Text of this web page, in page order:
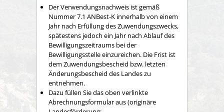
Der Verwendungsnachweis ist gemäß
Nummer 7.1 ANBest-K innerhalb von einem
Jahr nach Erfüllung des Zuwendungszwecks,
spätestens jedoch ein Jahr nach Ablauf des
Bewilligungszeitraums bei der
Bewilligungsstelle einzureichen. Die Frist ist
dem Zuwendungsbescheid bzw. letzten
Änderungsbescheid des Landes zu
entnehmen.
Dazu füllen Sie das oben verlinkte
Abrechnungsformular aus (originäre